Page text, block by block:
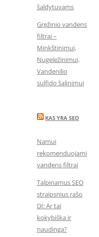
šaldytuvams
Gręžinio vandens
filtrai –
Minkštinimui,
Nugeležinimui,
Vandenilio
sulfido šalinimui
KAS YRA SEO
Namui
rekomenduojami
vandens filtrai
Talpinamus SEO
straipsnius rašo
DI: Ar tai
kokybiška ir
naudinga?